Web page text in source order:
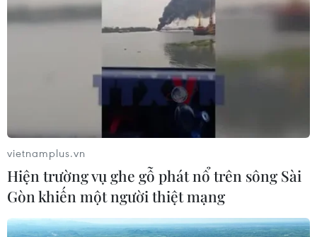
vietnamplus.vn
Hiện trường vụ ghe gỗ phát nổ trên sông Sài
Gòn khiến một người thiệt mạng